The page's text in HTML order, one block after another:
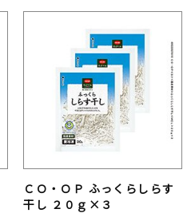
ＣＯ・ＯＰ ふっくらしらす
干し ２０ｇ×３